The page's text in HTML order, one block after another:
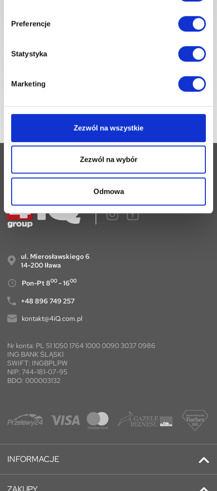
Preferencje
Statystyka
Marketing
Zezwól na wszystkie
Zezwól na wybór
Odmowa
danych osobowych w celach marketingowych
przez firmę 4iQ Group Sp. z o. o., zgodnie z
informacji handlowych drogą elektroniczną.
ul. Mierosławskiego 6
14-200 Iława
Pon-Pt 800 - 1600
+48 896 749 257
kontakt@4iQ.com.pl
Nr konta: PL 51 1050 1764 1000 0090 3037 0986
ING BANK ŚLĄSKI
SWIFT: INGBPLPW
NIP: 744-181-07-95
BDO: 000003132
INFORMACJE
Kontakt